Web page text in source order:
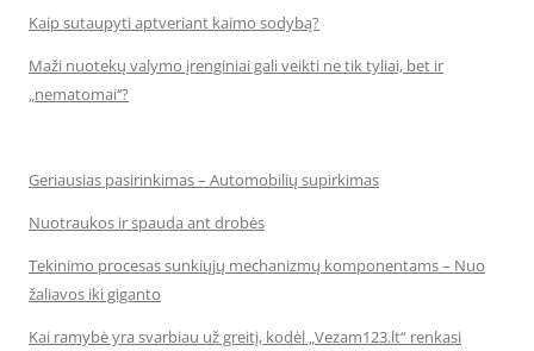
Kaip sutaupyti aptveriant kaimo sodybą?
Maži nuotekų valymo įrenginiai gali veikti ne tik tyliai, bet ir
„nematomai‘‘?
Geriausias pasirinkimas – Automobilių supirkimas
Nuotraukos ir spauda ant drobės
Tekinimo procesas sunkiųjų mechanizmų komponentams – Nuo
žaliavos iki giganto
Kai ramybė yra svarbiau už greitį, kodėl „Vezam123.lt“ renkasi